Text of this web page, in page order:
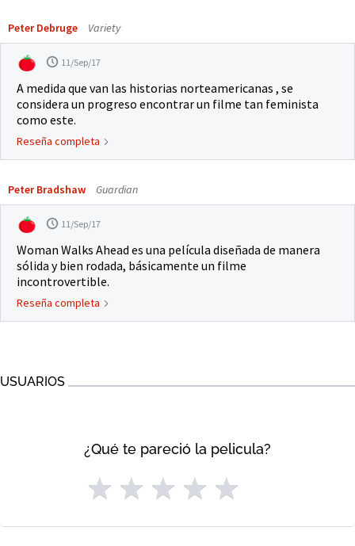
Peter Debruge Variety
11/Sep/17
A medida que van las historias norteamericanas , se
considera un progreso encontrar un filme tan feminista
como este.
Reseña completa
Peter Bradshaw Guardian
11/Sep/17
Woman Walks Ahead es una película diseñada de manera
sólida y bien rodada, básicamente un filme
incontrovertible.
Reseña completa
USUARIOS
¿Qué te pareció la pelicula?